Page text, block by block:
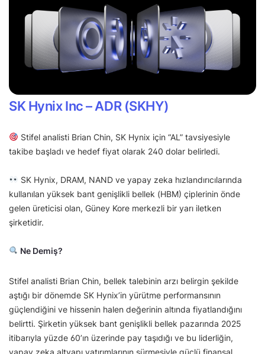
SK Hynix Inc – ADR (SKHY)
Stifel analisti Brian Chin, SK Hynix için “AL” tavsiyesiyle
takibe başladı ve hedef fiyat olarak 240 dolar belirledi.
SK Hynix, DRAM, NAND ve yapay zeka hızlandırıcılarında
kullanılan yüksek bant genişlikli bellek (HBM) çiplerinin önde
gelen üreticisi olan, Güney Kore merkezli bir yarı iletken
şirketidir.
Ne Demiş?
Stifel analisti Brian Chin, bellek talebinin arzı belirgin şekilde
aştığı bir dönemde SK Hynix’in yürütme performansının
güçlendiğini ve hissenin halen değerinin altında fiyatlandığını
belirtti. Şirketin yüksek bant genişlikli bellek pazarında 2025
itibarıyla yüzde 60’ın üzerinde pay taşıdığı ve bu liderliğin,
yapay zeka altyapı yatırımlarının sürmesiyle güçlü finansal